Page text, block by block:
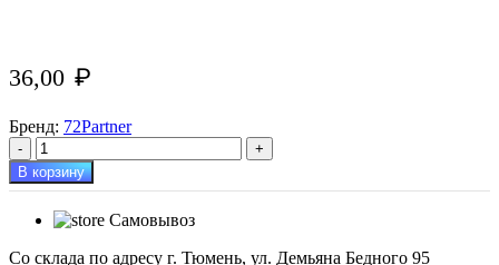
36,00 ₽
Бренд: 72Partner
Количество
товара
Маркер
черный
В корзину
Самовывоз
Со склада по адресу г. Тюмень, ул. Демьяна Бедного 95